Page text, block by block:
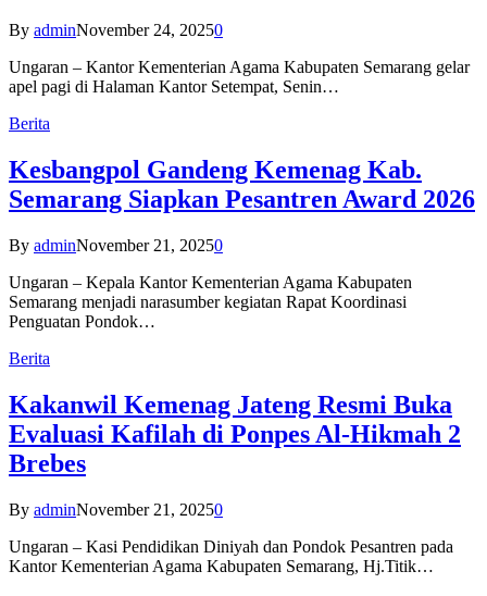
By adminNovember 24, 20250
Ungaran – Kantor Kementerian Agama Kabupaten Semarang gelar
apel pagi di Halaman Kantor Setempat, Senin…
Berita
Kesbangpol Gandeng Kemenag Kab.
Semarang Siapkan Pesantren Award 2026
By adminNovember 21, 20250
Ungaran – Kepala Kantor Kementerian Agama Kabupaten
Semarang menjadi narasumber kegiatan Rapat Koordinasi
Penguatan Pondok…
Berita
Kakanwil Kemenag Jateng Resmi Buka
Evaluasi Kafilah di Ponpes Al-Hikmah 2
Brebes
By adminNovember 21, 20250
Ungaran – Kasi Pendidikan Diniyah dan Pondok Pesantren pada
Kantor Kementerian Agama Kabupaten Semarang, Hj.Titik…